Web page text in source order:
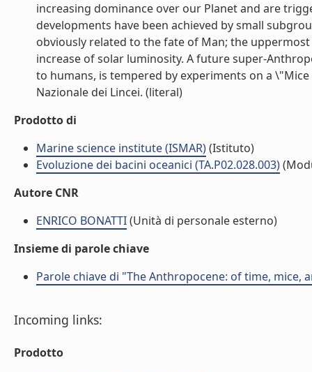
increasing dominance over our Planet and are
developments have been achieved by small
obviously related to the fate of Man; the
increase of solar luminosity. A future super-
to humans, is tempered by experiments on a
Nazionale dei Lincei. (literal)
Prodotto di
Marine science institute (ISMAR)(Istituto)
Evoluzione dei bacini oceanici (TA.P02.028.003)
Autore CNR
ENRICO BONATTI(Unità di personale esterno)
Insieme di parole chiave
Parole chiave di "The Anthropocene: of time, mice,
Incoming links:
Prodotto